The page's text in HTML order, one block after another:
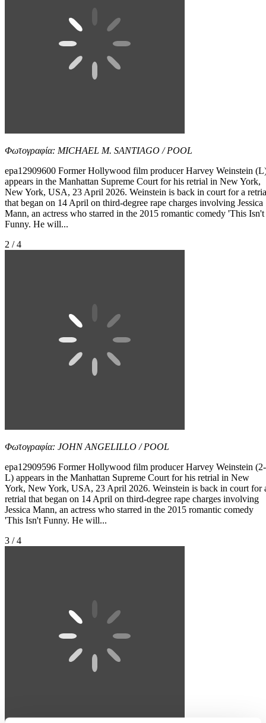
Φωτογραφία: MICHAEL M. SANTIAGO / POOL
epa12909600 Former Hollywood film producer Harvey Weinstein
appears in the Manhattan Supreme Court for his retrial in New York,
New York, USA, 23 April 2026. Weinstein is back in court for a
that began on 14 April on third-degree rape charges involving Jessica
Mann, an actress who starred in the 2015 romantic comedy 'This Isn't
Funny. He will...
2 / 4
Φωτογραφία: JOHN ANGELILLO / POOL
epa12909596 Former Hollywood film producer Harvey Weinstein (2-
L) appears in the Manhattan Supreme Court for his retrial in New
York, New York, USA, 23 April 2026. Weinstein is back in court for
retrial that began on 14 April on third-degree rape charges involving
Jessica Mann, an actress who starred in the 2015 romantic comedy
'This Isn't Funny. He will...
3 / 4